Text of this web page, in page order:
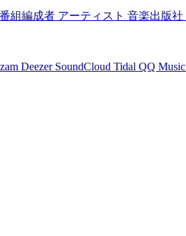
組編成者 アーティスト 音楽出版社
Deezer SoundCloud Tidal QQ Music